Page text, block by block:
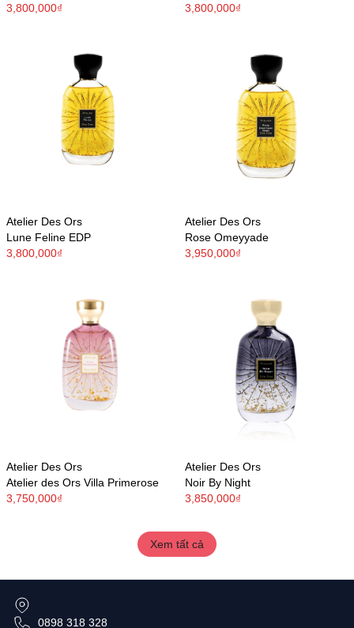
3,800,000₫
3,800,000₫
Atelier Des Ors
Lune Feline EDP
3,800,000₫
Atelier Des Ors
Rose Omeyyade
3,950,000₫
Atelier Des Ors
Atelier des Ors Villa Primerose
3,750,000₫
Atelier Des Ors
Noir By Night
3,850,000₫
Xem tất cả
0898 318 328